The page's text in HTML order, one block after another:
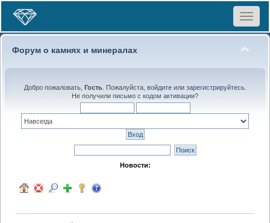
Toggle
Форум о камнях и минералах
Добро пожаловать, Гость. Пожалуйста, войдитеили зарегистрируйтесь.
Не получили письмо с кодом активации?
Новости: